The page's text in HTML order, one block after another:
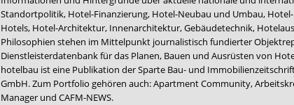
Standortpolitik, Hotel-Finanzierung, Hotel-Neubau und Umbau,
Hotels, Hotel-Architektur, Innenarchitektur, Gebäudetechnik,
Philosophien stehen im Mittelpunkt journalistisch fundierter
Dienstleisterdatenbank für das Planen, Bauen und Ausrüsten von
hotelbau ist eine Publikation der Sparte Bau- und
GmbH. Zum Portfolio gehören auch:Apartment Community,
Manager und CAFM-NEWS.